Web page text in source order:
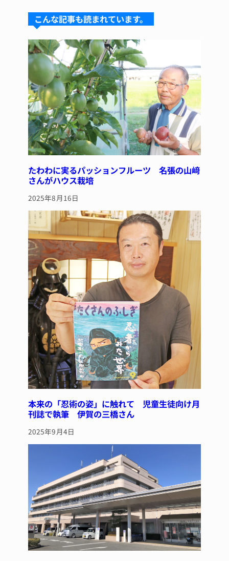
s
k
y
a
d
s
e
b
o
o
k
re
st
こんな記事も読まれています。
たわわに実るパッションフルーツ 名張の山﨑
さんがハウス栽培
2025年8月16日
本来の「忍術の姿」に触れて 児童生徒向け月
刊誌で執筆 伊賀の三橋さん
2025年9月4日